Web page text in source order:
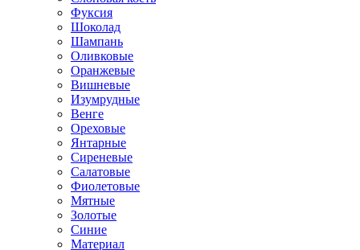
Фуксия
Шоколад
Шампань
Оливковые
Оранжевые
Вишневые
Изумрудные
Венге
Ореховые
Янтарные
Сиреневые
Салатовые
Фиолетовые
Мятные
Золотые
Синие
Материал